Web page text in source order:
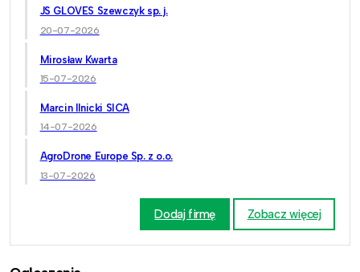
JS GLOVES Szewczyk sp. j.
20-07-2026
Mirosław Kwarta
15-07-2026
Marcin Ilnicki SICA
14-07-2026
AgroDrone Europe Sp. z o.o.
13-07-2026
Dodaj firmę Zobacz więcej